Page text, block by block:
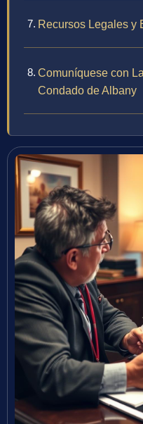
Recursos Legales y
Comuníquese con
Condado de Albany